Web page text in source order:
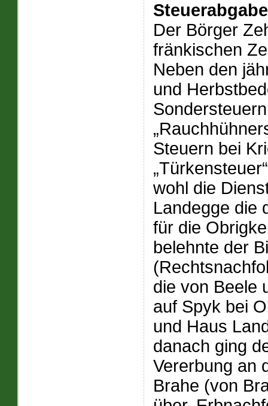
Der Börger
fränkischen
Neben den
und
Steuern bei
wohl die
Landegge die
für die
belehnte der
die von Beele
auf Spyk bei
und Haus
danach ging
Vererbung an
Brahe (von